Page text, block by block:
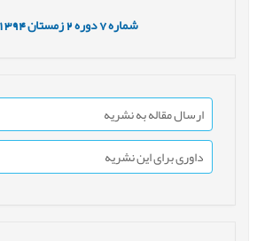
شماره7 دوره2 زمستان1394
ارسال مقاله به نشریه
داوری برای این نشریه